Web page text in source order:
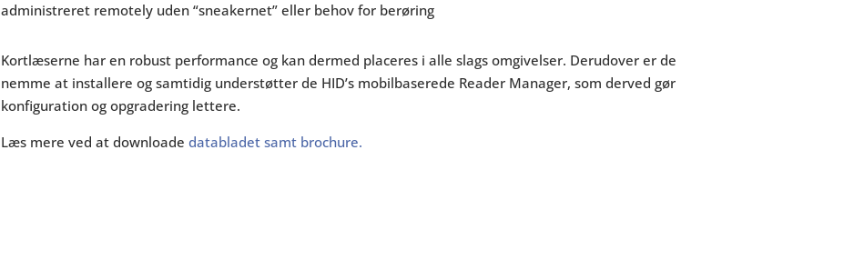
administreret remotely uden “sneakernet” eller behov for berøring
Kortlæserne har en robust performance og kan dermed placeres i alle slags omgivelser. Derudover er de
nemme at installere og samtidig understøtter de HID’s mobilbaserede Reader Manager, som derved gør
konfiguration og opgradering lettere.
Læs mere ved at downloade databladet samt brochure.